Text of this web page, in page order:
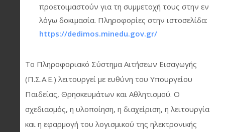
προετοιμαστούν για τη συμμετοχή τους στην εν
λόγω δοκιμασία. Πληροφορίες στην ιστοσελίδα:
https://dedimos.minedu.gov.gr/
Το Πληροφοριακό Σύστημα Αιτήσεων Εισαγωγής
(Π.Σ.Α.Ε.) λειτουργεί με ευθύνη του Υπουργείου
Παιδείας, Θρησκευμάτων και Αθλητισμού. Ο
σχεδιασμός, η υλοποίηση, η διαχείριση, η λειτουργία
και η εφαρμογή του λογισμικού της ηλεκτρονικής